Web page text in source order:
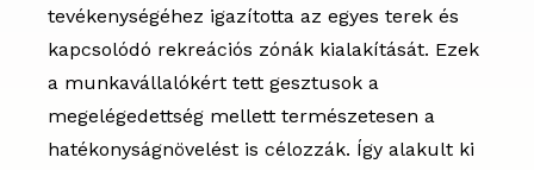
tevékenységéhez igazította az egyes terek és
kapcsolódó rekreációs zónák kialakítását. Ezek
a munkavállalókért tett gesztusok a
megelégedettség mellett természetesen a
hatékonyságnövelést is célozzák. Így alakult ki